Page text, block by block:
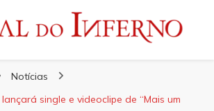
Notícias
single e videoclipe de “Mais um